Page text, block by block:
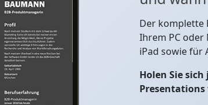
Der komplette
Ihrem PC
iPad sowie für
Holen Sie